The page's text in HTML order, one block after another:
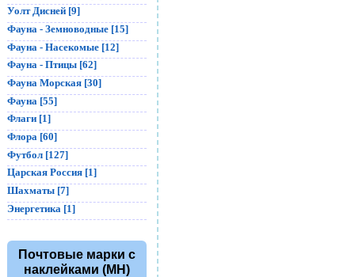
Уолт Дисней [9]
Фауна - Земноводные [15]
Фауна - Насекомые [12]
Фауна - Птицы [62]
Фауна Морская [30]
Фауна [55]
Флаги [1]
Флора [60]
Футбол [127]
Царская Россия [1]
Шахматы [7]
Энергетика [1]
Почтовые марки с
наклейками (MH)